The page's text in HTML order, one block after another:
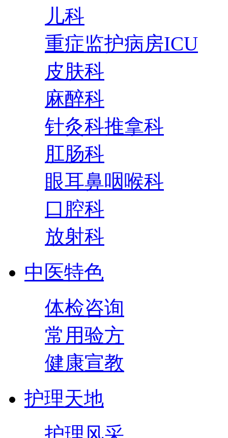
儿科
重症监护病房ICU
皮肤科
麻醉科
针灸科推拿科
肛肠科
眼耳鼻咽喉科
口腔科
放射科
中医特色
体检咨询
常用验方
健康宣教
护理天地